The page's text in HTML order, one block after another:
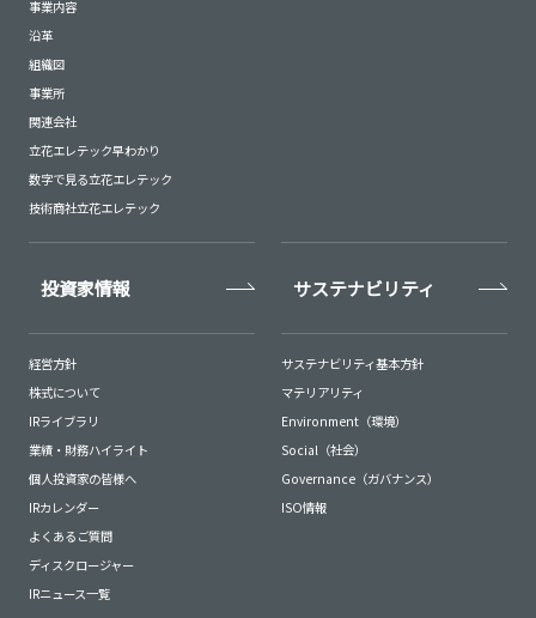
事業内容
沿革
組織図
事業所
関連会社
立花エレテック早わかり
数字で見る立花エレテック
技術商社立花エレテック
投資家情報
経営方針
株式について
IRライブラリ
業績・財務ハイライト
個人投資家の皆様へ
IRカレンダー
よくあるご質問
ディスクロージャー
IRニュース一覧
サステナビリティ
サステナビリティ基本方針
マテリアリティ
Environment（環境）
Social（社会）
Governance（ガバナンス）
ISO情報